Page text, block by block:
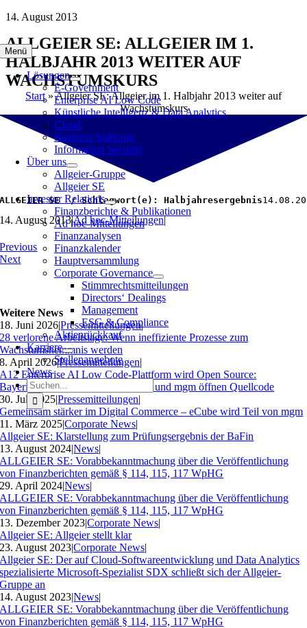
Zum
springen
Menü
Lösungen
E-Government
Enterprise AI Low Code
Künstliche Intelligenz & Data Analytics
Cloud
Business Software
Information Security
Über uns
Allgeier-Gruppe
Allgeier SE
Investor Relations
Finanzberichte & Publikationen
Ad hoc-Mitteilungen
Finanzanalysen
Finanzkalender
Hauptversammlung
Corporate Governance
Stimmrechtsmitteilungen
Directors‘ Dealings
Management
ESG & Compliance
Aktienrückkauf
Karriere
Stellenangebote
News
Suche
nach:
14. August 2013
ALLGEIER SE: ALLGEIER IM 1.
HALBJAHR 2013 WEITER AUF
WACHSTUMSKURS
Start»Allgeier SE: Allgeier im 1. Halbjahr 2013 weiter auf
Wachstumskurs
ALLGEIER SE  / Schlagwort(e): Halbjahresergebnis
14. August 2013|Ad hoc-Mitteilungen|
Previous
Next
Weitere News
18. Juni 2026|Pressemitteilungen|
28 verlorene Arbeitstage: Wenn ineffiziente Prozesse zum
Wachstumshemmnis werden
8. April 2026|Pressemitteilungen|
A12 Enterprise AI Low Code-Plattform wird Open Source:
Bayerisches Landesamt für Steuern und mgm öffnen Quellcode
30. Juli 2025|Pressemitteilungen|
Gemeinsam stärker im Digital Commerce – eCube wird Teil von mgm
11. März 2025|Corporate News|
Allgeier SE: Klarstellung zum Prüfungsergebnis der BaFin
13. August 2024|News|
ALLGEIER SE: Vorabbekanntmachung über die Veröffentlichung
von Finanzberichten gemäß § 114, 115, 117 WpHG
29. April 2024|News|
ALLGEIER SE: Vorabbekanntmachung über die Veröffentlichung
von Finanzberichten gemäß § 114, 115, 117 WpHG
13. Dezember 2023|Corporate News|
Allgeier SE: Allgeier stellt klar
23. August 2023|Corporate News|
Allgeier SE: Der auf Cloud-Softwareentwicklung und Data Analytics
spezialisierte Microsoft-Spezialist SDX schließt sich der Allgeier-
Gruppe an
14. August 2023|News|
ALLGEIER SE: Vorabbekanntmachung über die Veröffentlichung
von Finanzberichten gemäß § 114, 115, 117 WpHG